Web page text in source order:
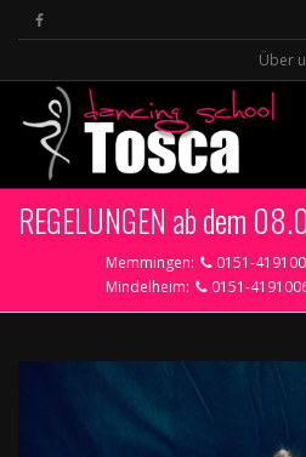
Über
REGELUNGEN ab dem
Memmingen: 0151-
Mindelheim:
0151-